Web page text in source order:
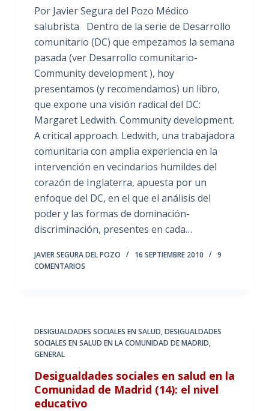
Por Javier Segura del Pozo Médico
salubrista Dentro de la serie de Desarrollo
comunitario (DC) que empezamos la semana
pasada (ver Desarrollo comunitario-
Community development ), hoy
presentamos (y recomendamos) un libro,
que expone una visión radical del DC:
Margaret Ledwith. Community development.
A critical approach. Ledwith, una trabajadora
comunitaria con amplia experiencia en la
intervención en vecindarios humildes del
corazón de Inglaterra, apuesta por un
enfoque del DC, en el que el análisis del
poder y las formas de dominación-
discriminación, presentes en cada…
JAVIER SEGURA DEL POZO 16 SEPTIEMBRE 2010
9
COMENTARIOS
DESIGUALDADES SOCIALES EN SALUD,DESIGUALDADES
SOCIALES EN SALUD EN LA COMUNIDAD DE MADRID,
GENERAL
Desigualdades sociales en salud en la
Comunidad de Madrid (14): el nivel
educativo